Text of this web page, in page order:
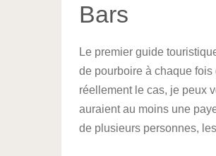
Bars
Le premier guide
de pourboire à chaque
réellement le cas, je peux
auraient au moins une
de plusieurs personnes,